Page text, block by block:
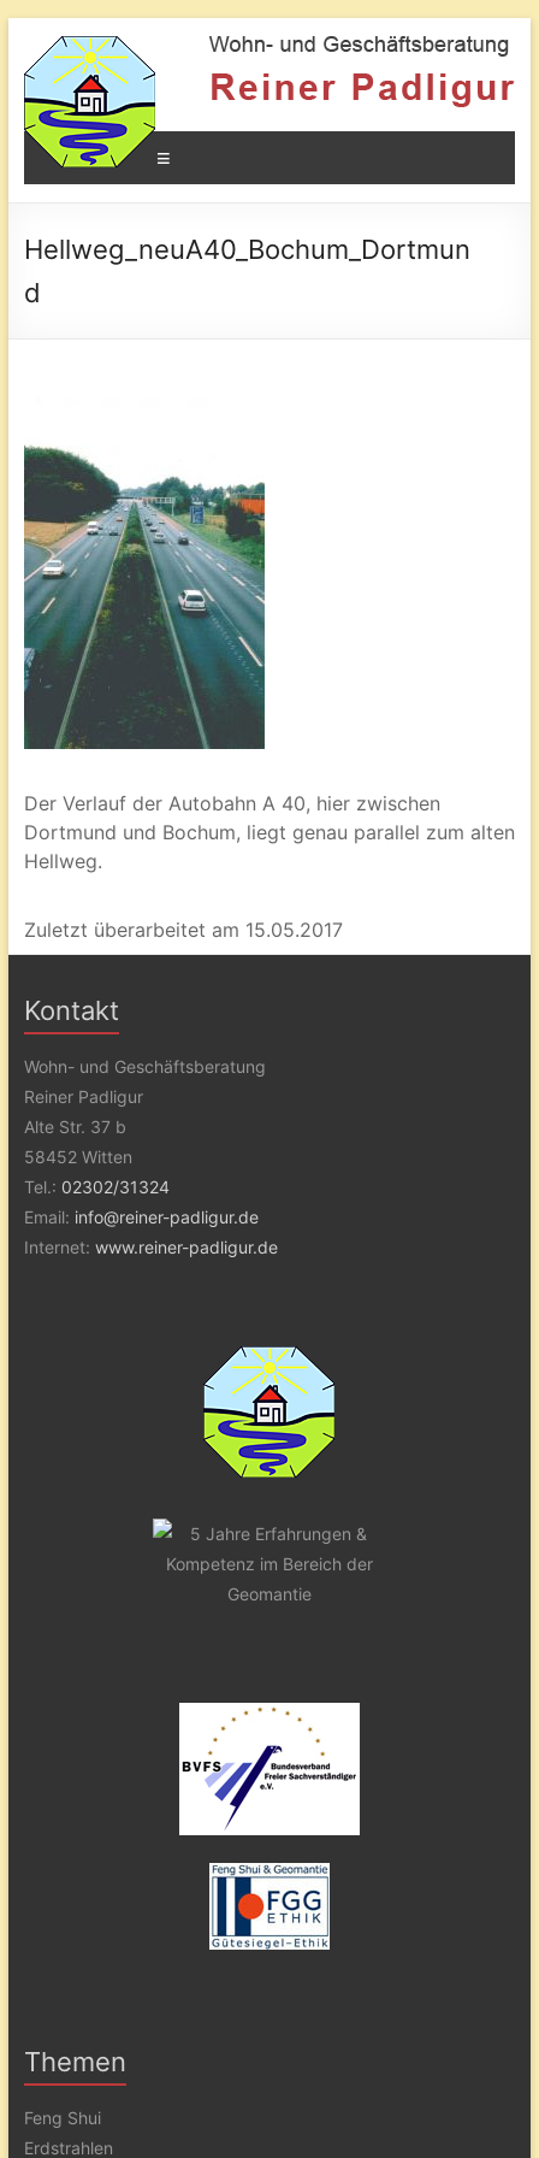
Geomantie
Kraftorte
und
die
Wirkung
den
Hellweg_neuA40_Bochum_Dortmun
d
Der Verlauf der Autobahn A 40, hier zwischen
Dortmund und Bochum, liegt genau parallel zum alten
Hellweg.
Zuletzt überarbeitet am 15.05.2017
Kontakt
Wohn- und Geschäftsberatung
Reiner Padligur
Alte Str. 37 b
58452 Witten
Tel.: 02302/31324
Email: info@reiner-padligur.de
Internet: www.reiner-padligur.de
Themen
Feng Shui
Erdstrahlen